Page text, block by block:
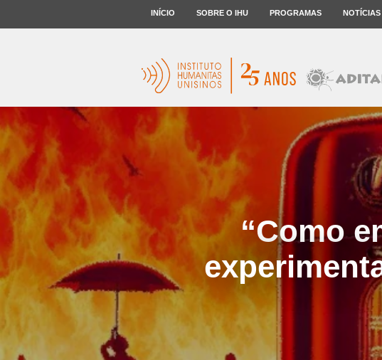
INÍCIO SOBRE O IHU PROGRAMAS NOTÍCIAS
“Como